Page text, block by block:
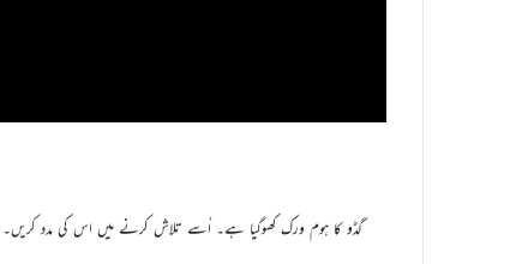
گڈو کا ہوم ورک کھوگیا ہے۔ اُسے تلاش کرنے میں اس کی مدد کریں۔